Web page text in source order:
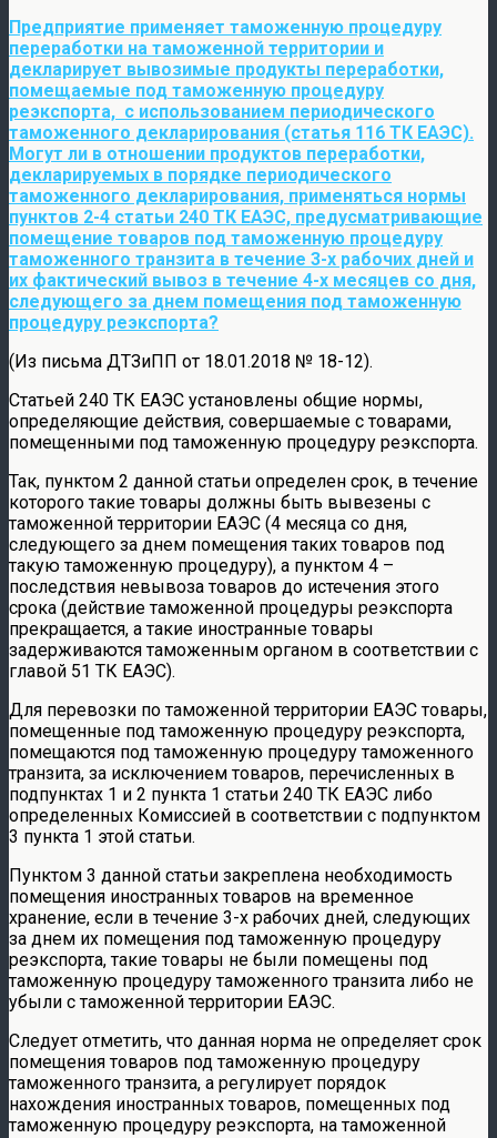
Предприятие применяет таможенную процедуру
переработки на таможенной территории и
декларирует вывозимые продукты переработки,
помещаемые под таможенную процедуру
реэкспорта, с использованием периодического
таможенного декларирования (статья 116 ТК ЕАЭС).
Могут ли в отношении продуктов переработки,
декларируемых в порядке периодического
таможенного декларирования, применяться нормы
пунктов 2-4 статьи 240 ТК ЕАЭС, предусматривающие
помещение товаров под таможенную процедуру
таможенного транзита в течение 3-х рабочих дней и
их фактический вывоз в течение 4-х месяцев со дня,
следующего за днем помещения под таможенную
процедуру реэкспорта?
(Из письма ДТЗиПП от 18.01.2018 № 18-12).
Статьей 240 ТК ЕАЭС установлены общие нормы,
определяющие действия, совершаемые с товарами,
помещенными под таможенную процедуру реэкспорта.
Так, пунктом 2 данной статьи определен срок, в течение
которого такие товары должны быть вывезены с
таможенной территории ЕАЭС (4 месяца со дня,
следующего за днем помещения таких товаров под
такую таможенную процедуру), а пунктом 4 –
последствия невывоза товаров до истечения этого
срока (действие таможенной процедуры реэкспорта
прекращается, а такие иностранные товары
задерживаются таможенным органом в соответствии с
главой 51 ТК ЕАЭС).
Для перевозки по таможенной территории ЕАЭС товары,
помещенные под таможенную процедуру реэкспорта,
помещаются под таможенную процедуру таможенного
транзита, за исключением товаров, перечисленных в
подпунктах 1 и 2 пункта 1 статьи 240 ТК ЕАЭС либо
определенных Комиссией в соответствии с подпунктом
3 пункта 1 этой статьи.
Пунктом 3 данной статьи закреплена необходимость
помещения иностранных товаров на временное
хранение, если в течение 3-х рабочих дней, следующих
за днем их помещения под таможенную процедуру
реэкспорта, такие товары не были помещены под
таможенную процедуру таможенного транзита либо не
убыли с таможенной территории ЕАЭС.
Следует отметить, что данная норма не определяет срок
помещения товаров под таможенную процедуру
таможенного транзита, а регулирует порядок
нахождения иностранных товаров, помещенных под
таможенную процедуру реэкспорта, на таможенной